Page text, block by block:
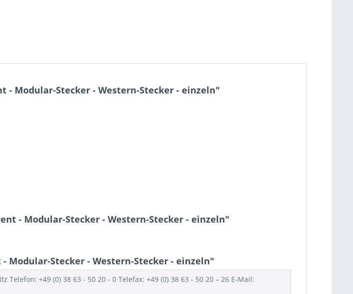
- Modular-Stecker - Western-Stecker - einzeln"
- Modular-Stecker - Western-Stecker - einzeln"
Modular-Stecker - Western-Stecker - einzeln"
+49 (0) 38 63 - 50 20 - 0 Telefax: +49 (0) 38 63 - 50 20 – 26 E-Mail: